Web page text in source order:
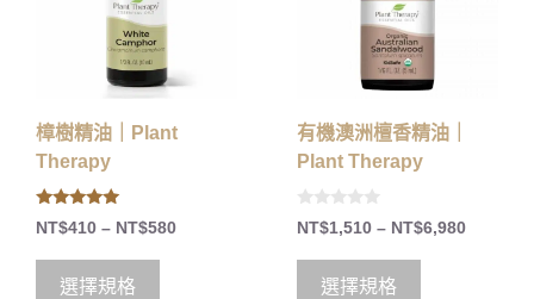
樟樹精油｜Plant
Therapy
5.00
out of 5
NT$410 – NT$580
選擇規格
有機澳洲檀香精油｜
Plant Therapy
0
oNT$1,510 – NT$6,980
選擇規格